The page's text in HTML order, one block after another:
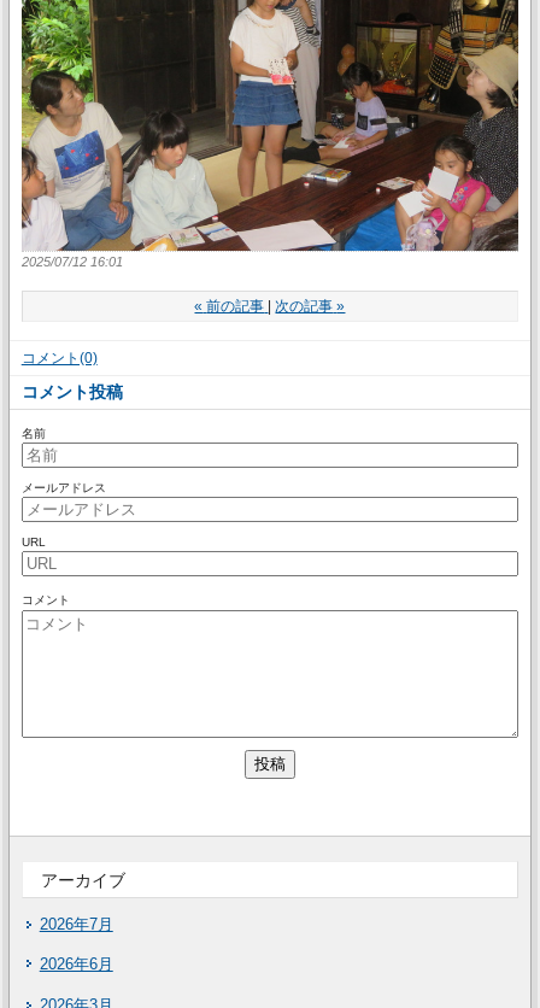
2025/07/12 16:01
« 前の記事 次の記事 »
コメント(0)
コメント投稿
名前
メールアドレス
URL
コメント
アーカイブ
2026年7月
2026年6月